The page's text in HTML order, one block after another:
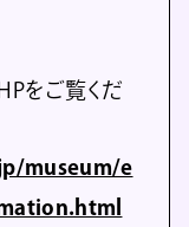
をご覧くだ
museum/e